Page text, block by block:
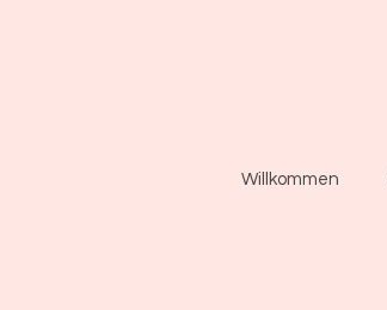
Willkommen